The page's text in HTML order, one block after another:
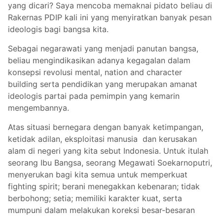
yang dicari? Saya mencoba memaknai pidato beliau di
Rakernas PDIP kali ini yang menyiratkan banyak pesan
ideologis bagi bangsa kita.
Sebagai negarawati yang menjadi panutan bangsa,
beliau mengindikasikan adanya kegagalan dalam
konsepsi revolusi mental, nation and character
building serta pendidikan yang merupakan amanat
ideologis partai pada pemimpin yang kemarin
mengembannya.
Atas situasi bernegara dengan banyak ketimpangan,
ketidak adilan, eksploitasi manusia dan kerusakan
alam di negeri yang kita sebut Indonesia. Untuk itulah
seorang Ibu Bangsa, seorang Megawati Soekarnoputri,
menyerukan bagi kita semua untuk memperkuat
fighting spirit; berani menegakkan kebenaran; tidak
berbohong; setia; memiliki karakter kuat, serta
mumpuni dalam melakukan koreksi besar-besaran